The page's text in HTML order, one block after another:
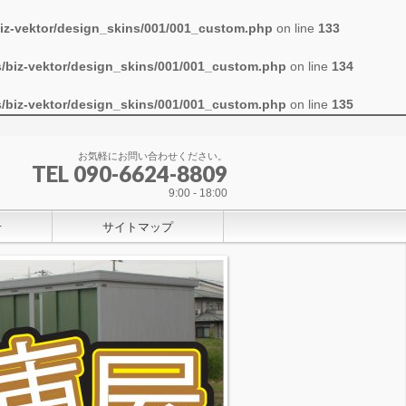
vektor/design_skins/001/001_custom.php on line 133
vektor/design_skins/001/001_custom.php on line 134
vektor/design_skins/001/001_custom.php on line 135
お気軽にお問い合わせください。
TEL 090-6624-8809
9:00 - 18:00
サイトマップ